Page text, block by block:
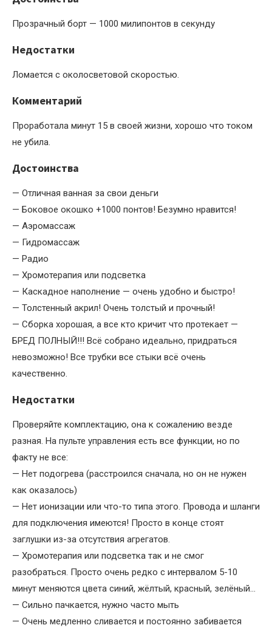
Прозрачный борт — 1000 милипонтов в секунду
Недостатки
Ломается с околосветовой скоростью.
Комментарий
Проработала минут 15 в своей жизни, хорошо что током
не убила.
Достоинства
— Отличная ванная за свои деньги
— Боковое окошко +1000 понтов! Безумно нравится!
— Аэромассаж
— Гидромассаж
— Радио
— Хромотерапия или подсветка
— Каскадное наполнение — очень удобно и быстро!
— Толстенный акрил! Очень толстый и прочный!
— Сборка хорошая, а все кто кричит что протекает —
БРЕД ПОЛНЫЙ!!! Всё собрано идеально, придраться
невозможно! Все трубки все стыки всё очень
качественно.
Недостатки
Проверяйте комплектацию, она к сожалению везде
разная. На пульте управления есть все функции, но по
факту не все:
— Нет подогрева (расстроился сначала, но он не нужен
как оказалось)
— Нет ионизации или что-то типа этого. Провода и шланги
для подключения имеются! Просто в конце стоят
заглушки из-за отсутствия агрегатов.
— Хромотерапия или подсветка так и не смог
разобраться. Просто очень редко с интервалом 5-10
минут меняются цвета синий, жёлтый, красный, зелёный…
— Сильно пачкается, нужно часто мыть
— Очень медленно сливается и постоянно забивается